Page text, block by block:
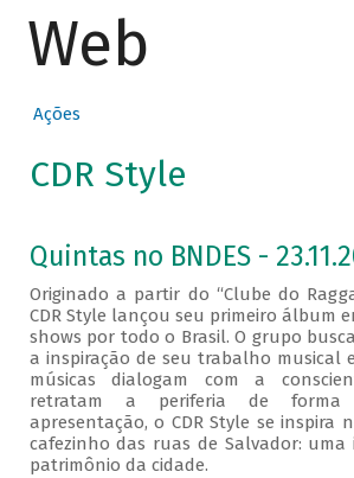
Web
Ações
CDR Style
Quintas no BNDES -
Originado a partir do “Clube do
CDR Style lançou seu primeiro álbum
shows por todo o Brasil. O grupo
a inspiração de seu trabalho musical
músicas dialogam com a
retratam a periferia de forma
apresentação, o CDR Style se inspira
cafezinho das ruas de Salvador: uma
patrimônio da cidade.